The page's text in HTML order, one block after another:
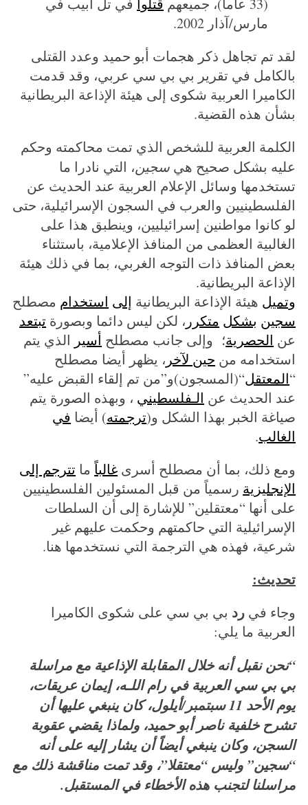
(33 عاماً)، جميعهم
قتلوا في تل أبيب في
مارس/آذار 2002.
لقد تم تجاهل ذكر هجمات أبو حميد وعدد القتلى
بالكامل في تقرير بي بي سي عربي، وقد قدمت
الكاميرا العربية شكوى إلى هيئة الإذاعة البريطانية
بشأن هذه القضية.
الكلمة العربية للشخص الذي تمت محاكمته وحكم
عليه بشكل صحيح هي سجين، التي نادرا ما
تستخدمها وسائل الإعلام العربية عند الحديث عن
الفلسطينيين والعرب في السجون الإسرائيلية، حتى
لو كانوا مواطنين إسرائيليين، وينطبق هذا على
الغالبية العظمى من المنافذ الإعلامية، باستثناء
بعض المنافذ ذات التوجه الغربي، بما في ذلك هيئة
الإذاعة البريطانية.
وتميل هيئة الإذاعة البريطانية إلى استخدام مصطلح
سجين بشكل متكرر ، لكن ليس دائما وبصورة تبتعد
عن الحصرية؛ وإلى جانب مصطلح أسير الذي يتم
استخدامه من حين لآخر ، يظهر أيضا مصطلح
“المعتقل“(المسجون)و”من تم إلقاء القبض عليه”
عند الحديث عن الـفلسطيني ، وبهذه الصورة يتم
صياغة الخبر بهذا الشكل و(ترجمته) أيضا في
الغالب.
ومع ذلك، بما أن مصطلح أسرى غالباًما تترجم إلى
الإنجليزية رسمياً من قبل المسئولين الفلسطينيين
على أنها “معتقلين” للإشارة إلى أن السلطات
الإسرائيلية التي حاكمتهم وحكمت عليهم غير
شرعية، فهذه هي الترجمة التي نستخدمها هنا.
تحديث:
وجاء في رد بي بي سي على شكوى الكاميرا
العربية ما يلي:
“نحن نقبل أنه خلال المقابلة الإذاعية مع مراسلة
بي بي سي العربية في رام اللـه، إيمان عريقات،
يوم الأحد 11 سبتمبر/أيلول، كان ينبغي عليها أن
تشرح خلفية ناصر أبو حميد، ولماذا يقضي عقوبة
السجن، وكان ينبغي أيضاً أن يشار إليه على أنه
“سجين” وليس “معتقلا”، وقد تمت مناقشة ذلك مع
مراسلنا لتجنب هذه الأخطاء في المستقبل.
S
a
c
h
f
o
: